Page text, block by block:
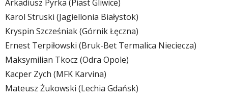
Arkadiusz Pyrka (Piast Gliwice)
Karol Struski (Jagiellonia Białystok)
Kryspin Szcześniak (Górnik Łęczna)
Ernest Terpiłowski (Bruk-Bet Termalica Nieciecza)
Maksymilian Tkocz (Odra Opole)
Kacper Zych (MFK Karvina)
Mateusz Żukowski (Lechia Gdańsk)